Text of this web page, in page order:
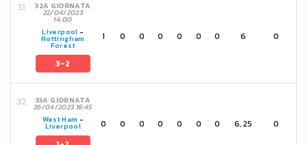
32A GIORNATA
22/04/2023
14:00
Liverpool -
Nottingham
Forest
3-2
1 0 0 0 0 0 0 6 0
33A GIORNATA
26/04/2023 18:45
West Ham -
Liverpool 0 0 0 0 0 0 0 6,25 0